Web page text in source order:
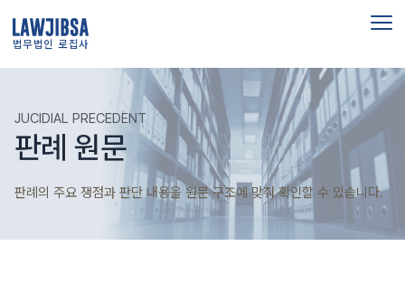
법무법인 로집사
JUCIDIAL PRECEDENT
판례 원문
판례의 주요 쟁점과 판단 내용을 원문 구조에 맞춰 확인할 수 있습니다.